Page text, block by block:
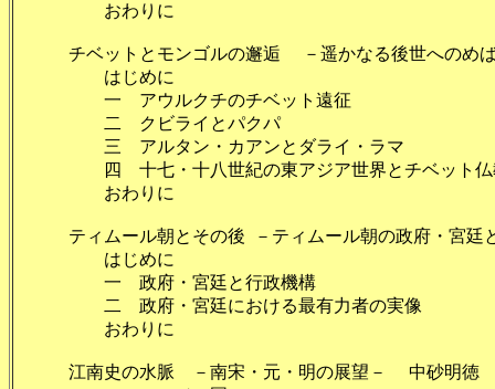
おわりに
チベットとモンゴルの邂逅 －遥かなる後世へのめ
はじめに
一 アウルクチのチベット
二 クビライとパ
三 アルタン・カアンとダライ
四 十七・十八世紀の東アジア世界とチベット
おわりに
ティムール朝とその後 －ティムール朝の政府・宮廷
はじめに
一 政府・宮廷と行政
二 政府・宮廷における最有力者の
おわりに
江南史の水脈 －南宋・元・明の展望－ 中砂明